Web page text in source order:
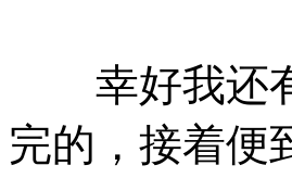
幸好我还有
完的，接着便